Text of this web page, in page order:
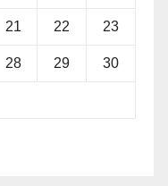
21 22 23
28 29 30